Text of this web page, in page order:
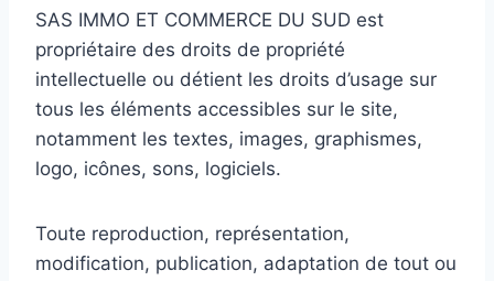
SAS IMMO ET COMMERCE DU SUD est
propriétaire des droits de propriété
intellectuelle ou détient les droits d’usage sur
tous les éléments accessibles sur le site,
notamment les textes, images, graphismes,
logo, icônes, sons, logiciels.
Toute reproduction, représentation,
modification, publication, adaptation de tout ou